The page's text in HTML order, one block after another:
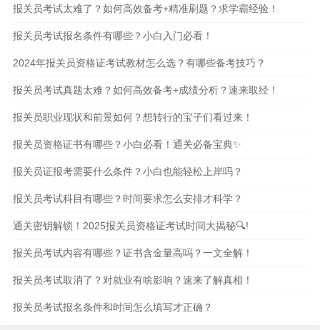
报关员考试太难了？如何高效备考+精准刷题？求学霸经验！
报关员考试报名条件有哪些？小白入门必看！
2024年报关员资格证考试教材怎么选？有哪些备考技巧？
报关员考试真题太难？如何高效备考+成绩分析？速来取经！
报关员职业现状和前景如何？想转行的宝子们看过来！
报关员资格证书有哪些？小白必看！通关必备宝典✨
报关员证报考需要什么条件？小白也能轻松上岸吗？
报关员考试科目有哪些？时间要求怎么安排才科学？
通关密钥解锁！2025报关员资格证考试时间大揭秘🔍!
报关员考试内容有哪些？证书含金量高吗？一文全解！
报关员考试取消了？对就业有啥影响？速来了解真相！
报关员考试报名条件和时间怎么填写才正确？